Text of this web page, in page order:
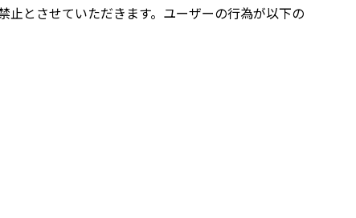
とさせていただきます。ユーザーの行為が以下の